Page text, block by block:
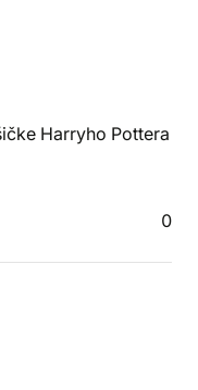
Harryho Pottera
0